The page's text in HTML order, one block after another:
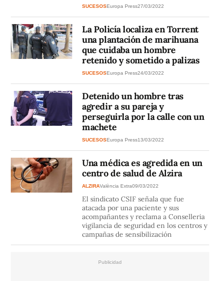
SUCESOSEuropa Press27/03/2022
La Policía localiza en Torrent
una plantación de marihuana
que cuidaba un hombre
retenido y sometido a palizas
SUCESOSEuropa Press24/03/2022
Detenido un hombre tras
agredir a su pareja y
perseguirla por la calle con un
machete
SUCESOSEuropa Press13/03/2022
Una médica es agredida en un
centro de salud de Alzira
ALZIRAValència Extra09/03/2022
El sindicato CSIF señala que fue
atacada por una paciente y sus
acompañantes y reclama a Conselleria
vigilancia de seguridad en los centros y
campañas de sensibilización